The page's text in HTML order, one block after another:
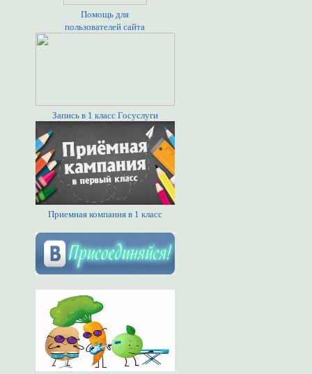
Помощь для
пользователей сайта
Запись в 1 класс Госуслуги
Приемная компания в 1 класс